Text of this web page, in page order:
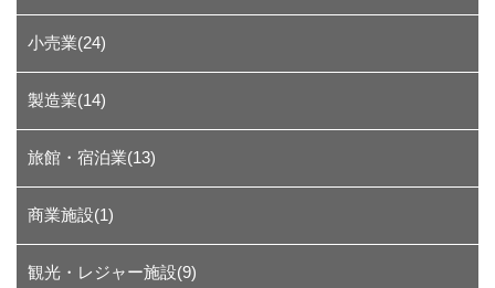
小売業(24)
製造業(14)
旅館・宿泊業(13)
商業施設(1)
観光・レジャー施設(9)